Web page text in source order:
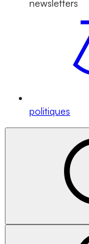
newsletters
politiques